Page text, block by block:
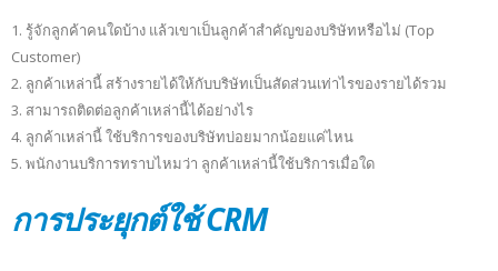
1. รู้จักลูกค้าคนใดบ้าง แล้วเขาเป็นลูกค้าสำคัญของบริษัทหรือไม่ (Top
Customer)
2. ลูกค้าเหล่านี้ สร้างรายได้ให้กับบริษัทเป็นสัดส่วนเท่าไรของรายได้รวม
3. สามารถติดต่อลูกค้าเหล่านี้ได้อย่างไร
4. ลูกค้าเหล่านี้ ใช้บริการของบริษัทบ่อยมากน้อยแค่ไหน
5. พนักงานบริการทราบไหมว่า ลูกค้าเหล่านี้ใช้บริการเมื่อใด
การประยุกต์ใช้ CRM